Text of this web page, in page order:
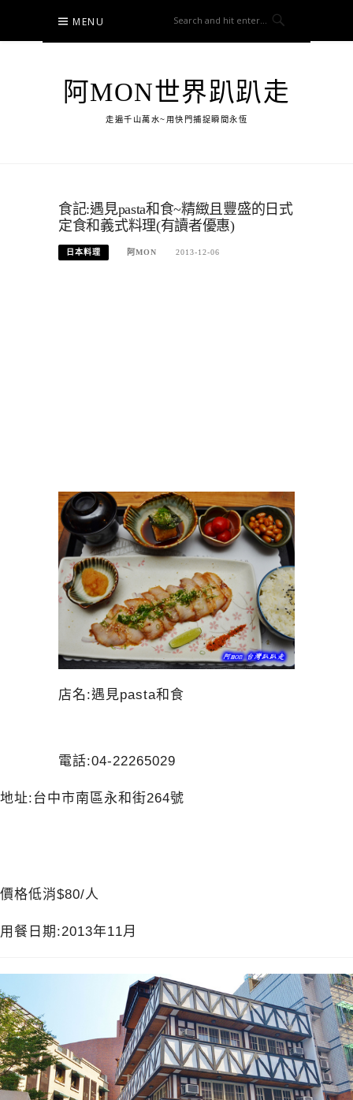
content
MENU
阿MON世界趴趴走
走遍千山萬水~用快門捕捉瞬間永恆
食記:遇見pasta和食~精緻且豐盛的日式
定食和義式料理(有讀者優惠)
日本料理 阿MON 2013-12-06
店名:遇見pasta和食
電話:04-22265029
地址:台中市南區永和街264號
價格低消$80/人
用餐日期:2013年11月